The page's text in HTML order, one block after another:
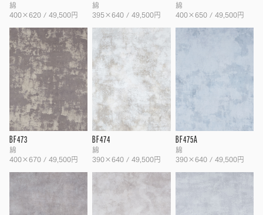
綿
400×620 / 49,500円
綿
395×640 / 49,500円
綿
400×650 / 49,500円
BF473
綿
400×670 / 49,500円
BF474
綿
390×640 / 49,500円
BF475A
綿
390×640 / 49,500円